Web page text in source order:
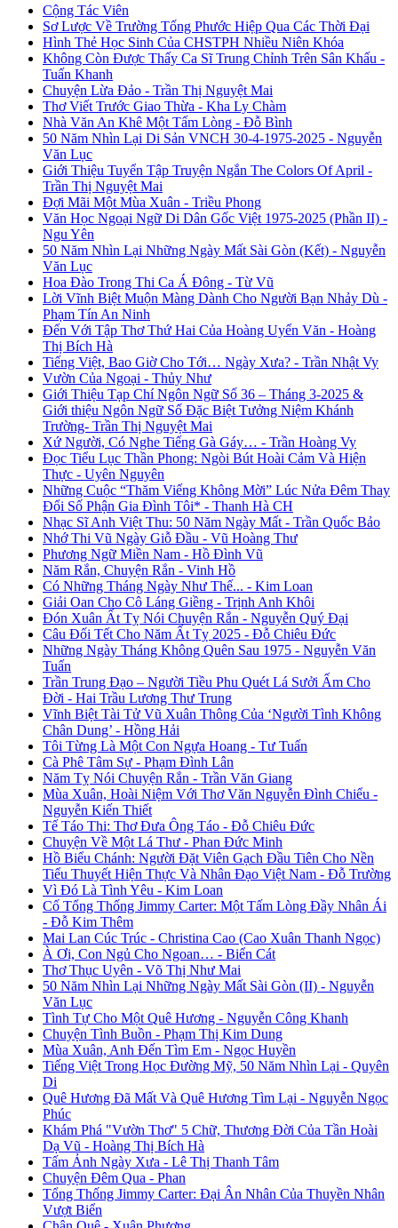
Cộng Tác Viên
Sơ Lược Về Trường Tống Phước Hiệp Qua Các Thời Đại
Hình Thẻ Học Sinh Của CHSTPH Nhiều Niên Khóa
Không Còn Được Thấy Ca Sĩ Trung Chỉnh Trên Sân Khấu -
Tuấn Khanh
Chuyện Lừa Đảo - Trần Thị Nguyệt Mai
Thơ Viết Trước Giao Thừa - Kha Ly Chàm
Nhà Văn An Khê Một Tấm Lòng - Đỗ Bình
50 Năm Nhìn Lại Di Sản VNCH 30-4-1975-2025 - Nguyễn
Văn Lục
Giới Thiệu Tuyển Tập Truyện Ngắn The Colors Of April -
Trần Thị Nguyệt Mai
Đợi Mãi Một Mùa Xuân - Triều Phong
Văn Học Ngoại Ngữ Di Dân Gốc Việt 1975-2025 (Phần II) -
Ngu Yên
50 Năm Nhìn Lại Những Ngày Mất Sài Gòn (Kết) - Nguyễn
Văn Lục
Hoa Đào Trong Thi Ca Á Đông - Từ Vũ
Lời Vĩnh Biệt Muộn Màng Dành Cho Người Bạn Nhảy Dù -
Phạm Tín An Ninh
Đến Với Tập Thơ Thứ Hai Của Hoàng Uyển Văn - Hoàng
Thị Bích Hà
Tiếng Việt, Bao Giờ Cho Tới… Ngày Xưa? - Trần Nhật Vy
Vườn Của Ngoại - Thủy Như
Giới Thiệu Tạp Chí Ngôn Ngữ Số 36 – Tháng 3-2025 &
Giới thiệu Ngôn Ngữ Số Đặc Biệt Tưởng Niệm Khánh
Trường- Trần Thị Nguyệt Mai
Xứ Người, Có Nghe Tiếng Gà Gáy… - Trần Hoàng Vy
Đọc Tiểu Lục Thần Phong: Ngòi Bút Hoài Cảm Và Hiện
Thực - Uyên Nguyên
Những Cuộc “Thăm Viếng Không Mời” Lúc Nửa Đêm Thay
Đổi Số Phận Gia Đình Tôi* - Thanh Hà CH
Nhạc Sĩ Anh Việt Thu: 50 Năm Ngày Mất - Trần Quốc Bảo
Nhớ Thi Vũ Ngày Giỗ Đầu - Vũ Hoàng Thư
Phương Ngữ Miền Nam - Hồ Đình Vũ
Năm Rắn, Chuyện Rắn - Vinh Hồ
Có Những Tháng Ngày Như Thế... - Kim Loan
Giải Oan Cho Cô Láng Giềng - Trịnh Anh Khôi
Đón Xuân Ất Tỵ Nói Chuyện Rắn - Nguyễn Quý Đại
Câu Đối Tết Cho Năm Ất Tỵ 2025 - Đỗ Chiêu Đức
Những Ngày Tháng Không Quên Sau 1975 - Nguyễn Văn
Tuấn
Trần Trung Đạo – Người Tiều Phu Quét Lá Sưởi Ấm Cho
Đời - Hai Trầu Lương Thư Trung
Vĩnh Biệt Tài Tử Vũ Xuân Thông Của ‘Người Tình Không
Chân Dung’ - Hồng Hải
Tôi Từng Là Một Con Ngựa Hoang - Tư Tuấn
Cà Phê Tâm Sự - Phạm Đình Lân
Năm Tỵ Nói Chuyện Rắn - Trần Văn Giang
Mùa Xuân, Hoài Niệm Với Thơ Văn Nguyễn Đình Chiểu -
Nguyễn Kiến Thiết
Tế Táo Thi: Thơ Đưa Ông Táo - Đỗ Chiêu Đức
Chuyện Về Một Lá Thư - Phan Đức Minh
Hồ Biểu Chánh: Người Đặt Viên Gạch Đầu Tiên Cho Nền
Tiểu Thuyết Hiện Thực Và Nhân Đạo Việt Nam - Đỗ Trường
Vì Đó Là Tình Yêu - Kim Loan
Cố Tổng Thống Jimmy Carter: Một Tấm Lòng Đầy Nhân Ái
- Đỗ Kim Thêm
Mai Lan Cúc Trúc - Christina Cao (Cao Xuân Thanh Ngọc)
À Ơi, Con Ngủ Cho Ngoan… - Biển Cát
Thơ Thục Uyên - Võ Thị Như Mai
50 Năm Nhìn Lại Những Ngày Mất Sài Gòn (II) - Nguyễn
Văn Lục
Tình Tự Cho Một Quê Hương - Nguyễn Công Khanh
Chuyện Tình Buồn - Phạm Thị Kim Dung
Mùa Xuân, Anh Đến Tìm Em - Ngọc Huyền
Tiếng Việt Trong Học Đường Mỹ, 50 Năm Nhìn Lại - Quyên
Di
Quê Hương Đã Mất Và Quê Hương Tìm Lại - Nguyễn Ngọc
Phúc
Khám Phá "Vườn Thơ" 5 Chữ, Thương Đời Của Tần Hoài
Dạ Vũ - Hoàng Thị Bích Hà
Tấm Ảnh Ngày Xưa - Lê Thị Thanh Tâm
Chuyện Đêm Qua - Phan
Tổng Thống Jimmy Carter: Đại Ân Nhân Của Thuyền Nhân
Vượt Biển